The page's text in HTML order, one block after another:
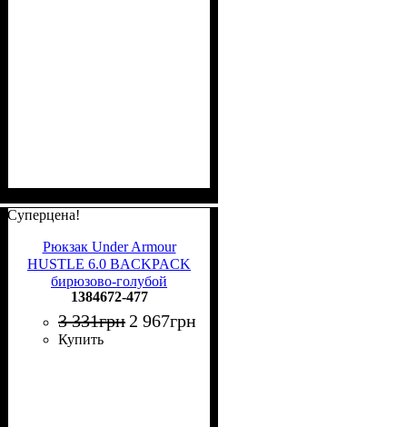
Суперцена!
Рюкзак Under Armour
HUSTLE 6.0 BACKPACK
бирюзово-голубой
1384672-477
1384672-477
3 331грн 2 967грн
Купить